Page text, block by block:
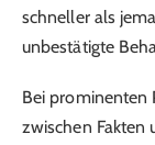
schneller als
unbestätigte
Bei prominenten
zwischen Fakten